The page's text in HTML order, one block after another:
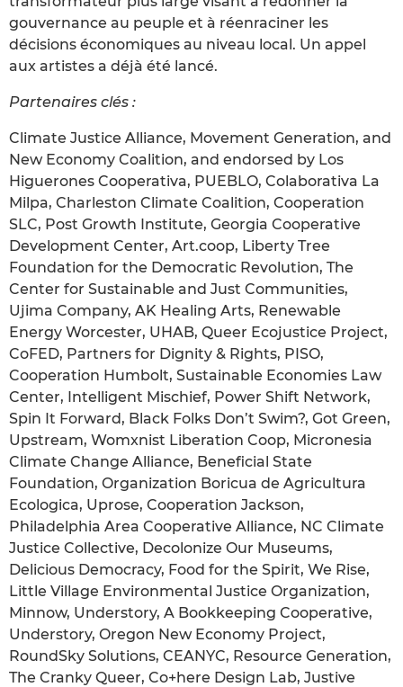
gouvernance au peuple et à réenraciner les
décisions économiques au niveau local. Un appel
aux artistes a déjà été lancé.
Partenaires clés :
Climate Justice Alliance, Movement Generation, and
New Economy Coalition, and endorsed by Los
Higuerones Cooperativa, PUEBLO, Colaborativa La
Milpa, Charleston Climate Coalition, Cooperation
SLC, Post Growth Institute, Georgia Cooperative
Development Center, Art.coop, Liberty Tree
Foundation for the Democratic Revolution, The
Center for Sustainable and Just Communities,
Ujima Company, AK Healing Arts, Renewable
Energy Worcester, UHAB, Queer Ecojustice Project,
CoFED, Partners for Dignity & Rights, PISO,
Cooperation Humbolt, Sustainable Economies Law
Center, Intelligent Mischief, Power Shift Network,
Spin It Forward, Black Folks Don’t Swim?, Got Green,
Upstream, Womxnist Liberation Coop, Micronesia
Climate Change Alliance, Beneficial State
Foundation, Organization Boricua de Agricultura
Ecologica, Uprose, Cooperation Jackson,
Philadelphia Area Cooperative Alliance, NC Climate
Justice Collective, Decolonize Our Museums,
Delicious Democracy, Food for the Spirit, We Rise,
Little Village Environmental Justice Organization,
Minnow, Understory, A Bookkeeping Cooperative,
Understory, Oregon New Economy Project,
RoundSky Solutions, CEANYC, Resource Generation,
The Cranky Queer, Co+here Design Lab, Justive